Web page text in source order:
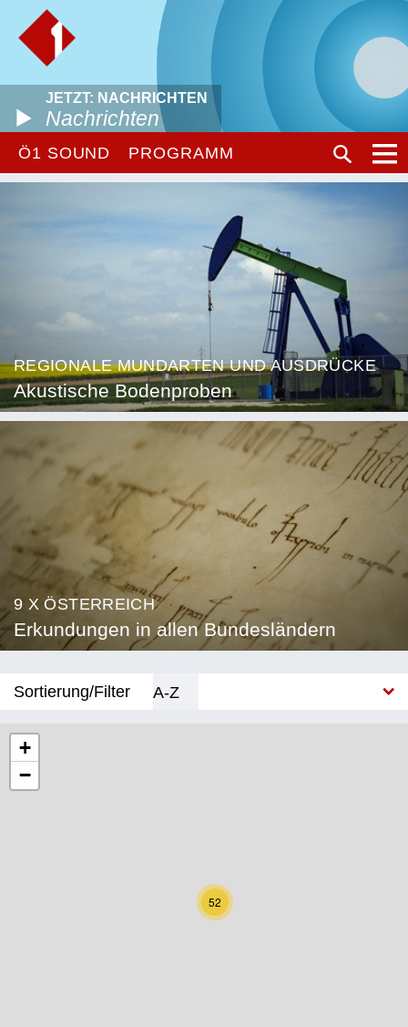
JETZT: NACHRICHTEN
Nachrichten
Ö1 SOUND PROGRAMM
REGIONALE MUNDARTEN UND AUSDRÜCKE
Akustische Bodenproben
9 X ÖSTERREICH
Erkundungen in allen Bundesländern
Sortierung/Filter
A-Z
Niederösterreich
Oberösterreich
52
+
−